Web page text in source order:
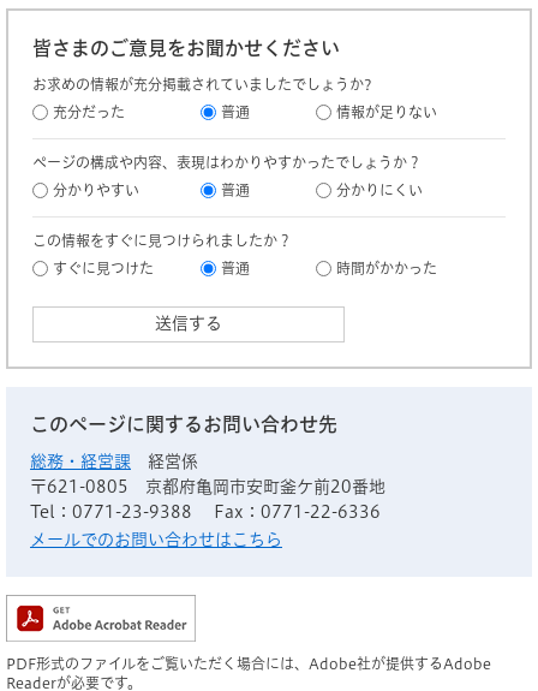
皆さまのご意見をお聞かせください
お求めの情報が充分掲載されていましたでしょうか?
充分だった
普通 情報が足りない
ページの構成や内容、表現はわかりやすかったでしょうか？
分かりやすい
普通 分かりにくい
この情報をすぐに見つけられましたか？
すぐに見つけた
普通 時間がかかった
このページに関するお問い合わせ先
総務・経営課
経営係
〒621-0805
京都府亀岡市安町釜ケ前20番地
Tel：0771-23-9388
Fax：0771-22-6336
メールでのお問い合わせはこちら
PDF形式のファイルをご覧いただく場合には、Adobe社が提供するAdobe
Readerが必要です。